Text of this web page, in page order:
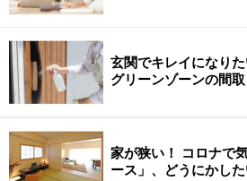
水インテリアで使うアイテムは、
元になっています。そしてこれ
を作り備えれば、そこに住む人を
ってくれると考えられていました。
これらはあくまでも古代中国の言
玄関でキレイになり
グリーンゾーンの間取
家が狭い！ コロナで
ース」、どうにかし